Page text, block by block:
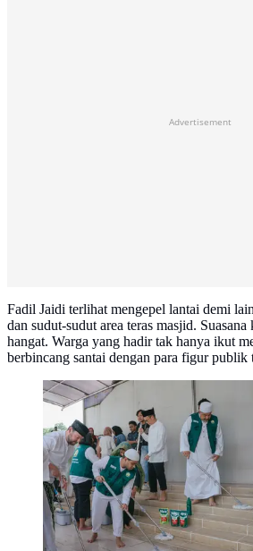
Advertisement
Fadil Jaidi terlihat mengepel lantai demi
dan sudut-sudut area teras masjid. Suasana
hangat. Warga yang hadir tak hanya ikut
berbincang santai dengan para figur publik